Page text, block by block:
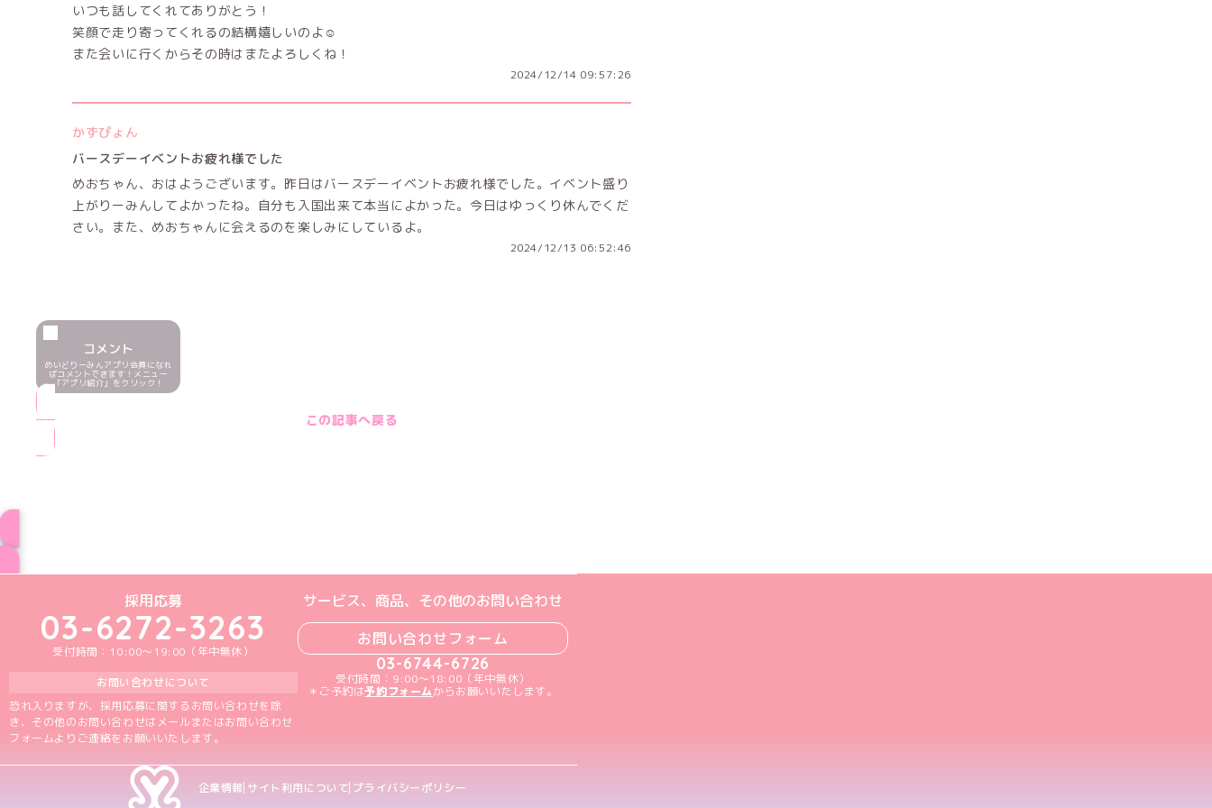
いつも話してくれてありがとう！
笑顔で走り寄ってくれるの結構嬉しいのよ☺️
また会いに行くからその時はまたよろしくね！
2024/12/14 09:57:26
かずぴょん
バースデーイベントお疲れ様でした
めおちゃん、おはようございます。昨日はバースデーイベントお疲れ様でした。イベント盛り
上がりーみんしてよかったね。自分も入国出来て本当によかった。今日はゆっくり休んでくだ
さい。また、めおちゃんに会えるのを楽しみにしているよ。
2024/12/13 06:52:46
コメント
めいどりーみんアプリ会員になれ
ばコメントできます！メニュー
「アプリ紹介」をクリック！
この記事へ戻る
めいどりーみんTikTok公式アカウント
めいどりーみんX公式アカウント
めいどりーみんInstagram公式アカウント
めいどりーみんFacebook公式アカウント
めいどりーみんYouTube公式アカウント
採用応募
03-6272-3263
受付時間：10:00～19:00（年中無休）
お問い合わせについて
恐れ入りますが、採用応募に関するお問い合わせを除
き、その他のお問い合わせはメールまたはお問い合わせ
フォームよりご連絡をお願いいたします。
サービス、商品、その他のお問い合わせ
お問い合わせフォーム
03-6744-6726
受付時間：9:00～18:00（年中無休）
＊ご予約は予約フォームからお願いいたします。
企業情報 サイト利用について プライバシーポリシー